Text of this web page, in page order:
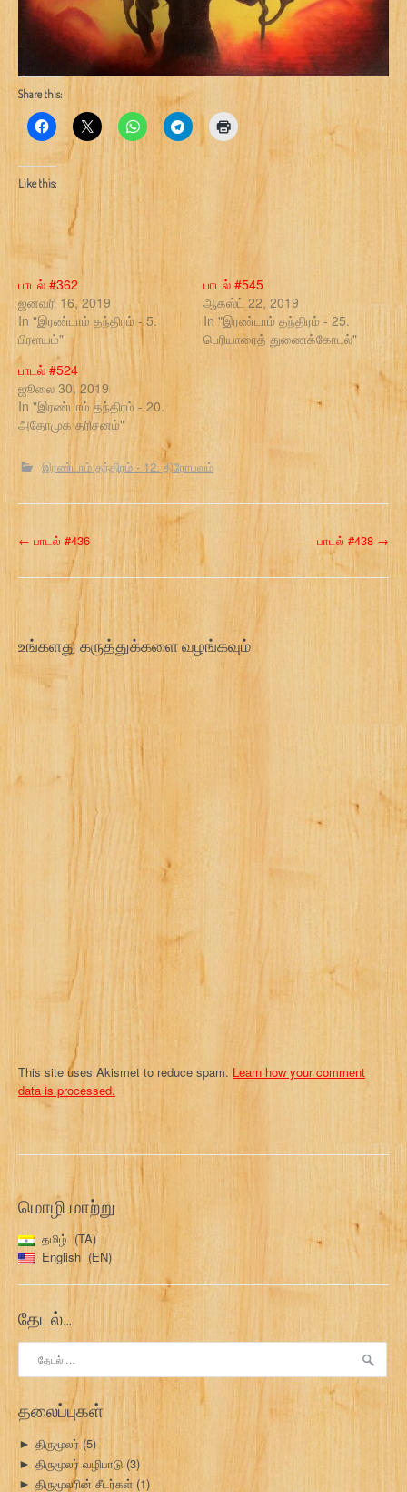
Share this:
Like this:
பாடல் #362
ஜனவரி 16, 2019
In "இரண்டாம் தந்திரம் - 5.
பிரளயம்"
பாடல் #545
ஆகஸ்ட் 22, 2019
In "இரண்டாம் தந்திரம் - 25.
பெரியாரைத் துணைக்கோடல்"
பாடல் #524
ஜூலை 30, 2019
In "இரண்டாம் தந்திரம் - 20.
அதோமுக தரிசனம்"
இரண்டாம் தந்திரம் - 12. திரோபவம்
P
o
t
n
i
← பாடல் #436 பாடல் #438 →
உங்களது கருத்துக்களை வழங்கவும்
This site uses Akismet to reduce spam. Learn how your comment
data is processed.
மொழி மாற்று
தமிழ்
TA
English
EN
தேடல்…
தேடு:
தலைப்புகள்
► திருமூலர் (5)
► திருமூலர் வழிபாடு (3)
► திருமூலரின் சீடர்கள் (1)